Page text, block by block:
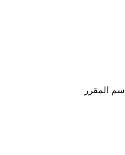
اسم المقرر